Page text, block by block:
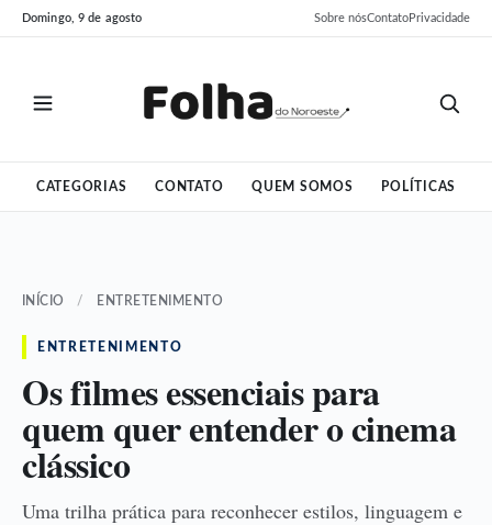
Pular
para
Pular
para
Domingo, 9 de agosto Sobre nósContatoPrivacidade
CATEGORIAS CONTATO QUEM SOMOS POLÍTICAS
INÍCIO / ENTRETENIMENTO
ENTRETENIMENTO
Os filmes essenciais para
quem quer entender o cinema
clássico
Uma trilha prática para reconhecer estilos, linguagem e